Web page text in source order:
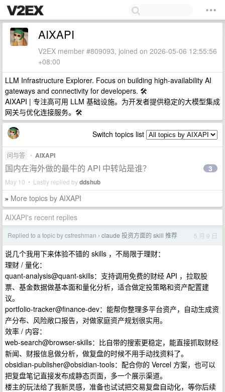
AIXAPI
V2EX member #809093, joined on 2026-05-06 12:55:56
+08:00
LLM Infrastructure Explorer. Focus on building high-availability AI
gateways and connectivity for developers. 🛠️
AIXAPI | 专注高可用 LLM 基础设施。为开发者提供稳定的大模型集成
网关与优化连接服务。🛠️
Switch topics list
问与答 • AIXAPI
国内在海外做的最牛的 API 中转站是谁？
May 10 • Lastly replied byddshub
3
» More topics by AIXAPI
AIXAPI's recent replies
Replied to a topic by csfreshman › claude 投资方面的 skill 推荐 5 月 9 日
说几个我用下来体验不错的 skills ，不局限于理财：
理财 / 量化：
quant-analysis@quant-skills：支持调用免费的财经 API ，拉取股
票、基金数据做基本面和量化分析，适合做定投策略和资产配置建
议。
portfolio-tracker@finance-dev：能帮你整理多平台资产，自动生成资
产分布、风险敞口报告，对做家庭资产规划很实用。
效率 / 内容：
web-search@browser-skills：比自带的搜索更稳定，能直接抓取财经
新闻、财报信息做分析，做复盘的时候不用手动找资料了。
obsidian-publisher@obsidian-tools：配合你的 Vercel 方案，也可以
把复盘笔记直接发布成静态页面，多一个展示渠道。
楼主的玩法给了我新灵感，准备也试试把交易复盘自动化，等你后续